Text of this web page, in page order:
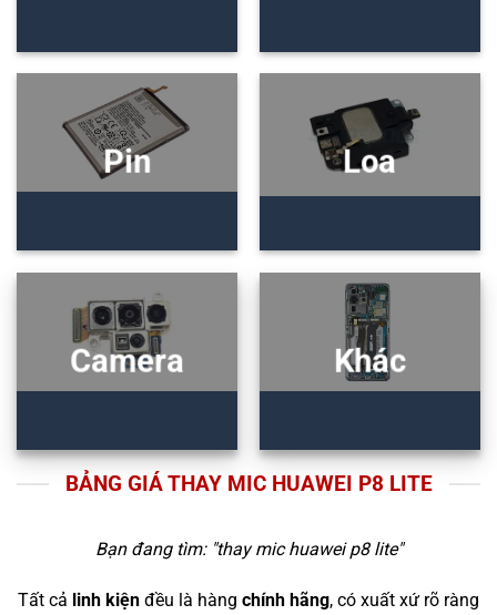
Pin Loa
Camera Khác
BẢNG GIÁ THAY MIC HUAWEI P8 LITE
Bạn đang tìm: "thay mic huawei p8 lite"
Tất cả linh kiện đều là hàng chính hãng, có xuất xứ rõ ràng